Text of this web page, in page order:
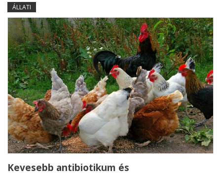
ÁLLATI
Kevesebb antibiotikum és